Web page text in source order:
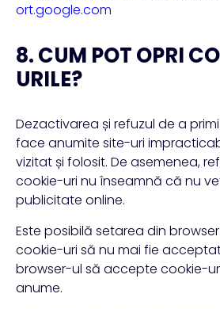
ort.google.com
8. CUM POT OPRI
URILE?
Dezactivarea și refuzul de a
face anumite site-uri
vizitat și folosit. De asemenea,
cookie-uri nu înseamnă că nu
publicitate online.
Este posibilă setarea din
cookie-uri să nu mai fie
browser-ul să accepte cookie-
anume.